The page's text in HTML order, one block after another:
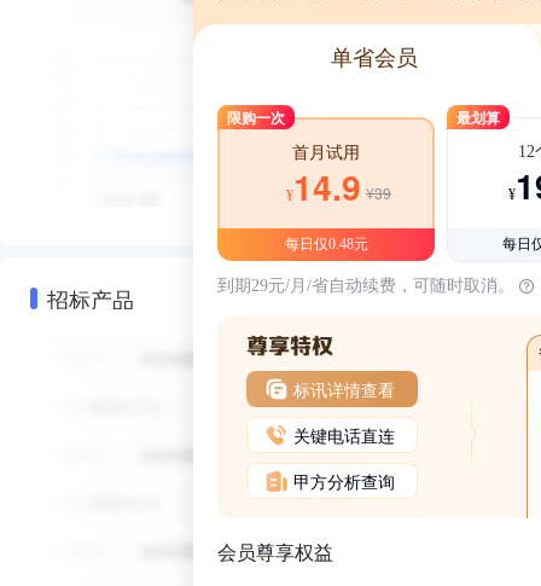
招标产品
单省会员
限购一次
首月试用
¥14.9 ¥39
每日仅0.48元
最划算
12
¥
每日
到期29元/月/省自动续费，可随时取消。
标讯详情查看
关键电话直连
甲方分析查询
会员尊享权益